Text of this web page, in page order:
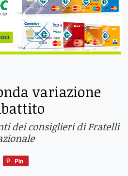
variazione
dei consiglieri di Fratelli
Pin